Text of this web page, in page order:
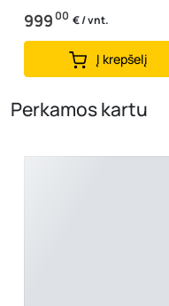
diskas 250x30 mm
99900 € / vnt.
Į krepšelį
Perkamos kartu